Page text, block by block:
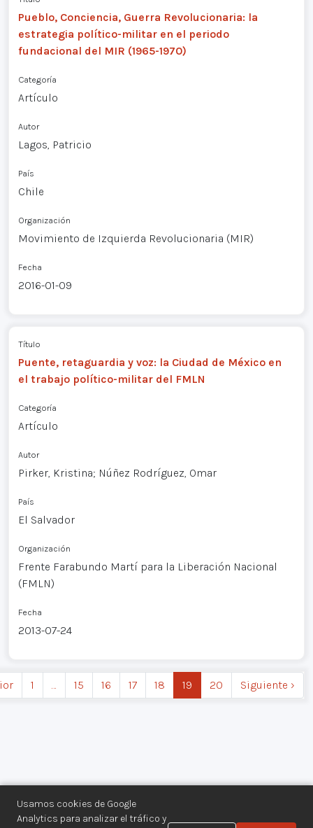
Usamos cookies de Google
Analytics para analizar el tráfico y
Pueblo, Conciencia, Guerra Revolucionaria: la
estrategia político-militar en el periodo
fundacional del MIR (1965-1970)
Categoría
Artículo
Autor
Lagos, Patricio
País
Chile
Organización
Movimiento de Izquierda Revolucionaria (MIR)
Fecha
2016-01-09
Título
Puente, retaguardia y voz: la Ciudad de México en
el trabajo político-militar del FMLN
Categoría
Artículo
Autor
Pirker, Kristina; Núñez Rodríguez, Omar
País
El Salvador
Organización
Frente Farabundo Martí para la Liberación Nacional
(FMLN)
Fecha
2013-07-24
1 … 15 16 17 18 19 20 Siguiente ›